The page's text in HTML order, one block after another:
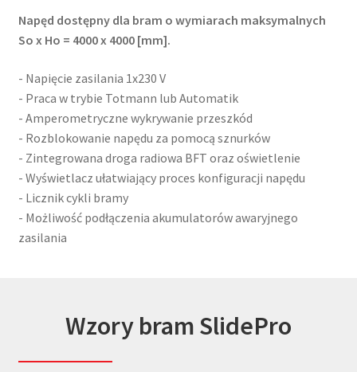
Napęd dostępny dla bram o wymiarach maksymalnych
So x Ho = 4000 x 4000 [mm].
- Napięcie zasilania 1x230 V
- Praca w trybie Totmann lub Automatik
- Amperometryczne wykrywanie przeszkód
- Rozblokowanie napędu za pomocą sznurków
- Zintegrowana droga radiowa BFT oraz oświetlenie
- Wyświetlacz ułatwiający proces konfiguracji napędu
- Licznik cykli bramy
- Możliwość podłączenia akumulatorów awaryjnego
zasilania
Wzory bram SlidePro